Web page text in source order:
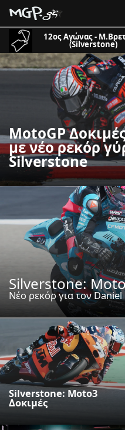
12ος Αγώνας -
(Silverstone)
MotoGP
με νέο ρεκόρ
Silverstone
Silverstone:
Νέο ρεκόρ για τον
Silverstone: Moto3
Δοκιμές